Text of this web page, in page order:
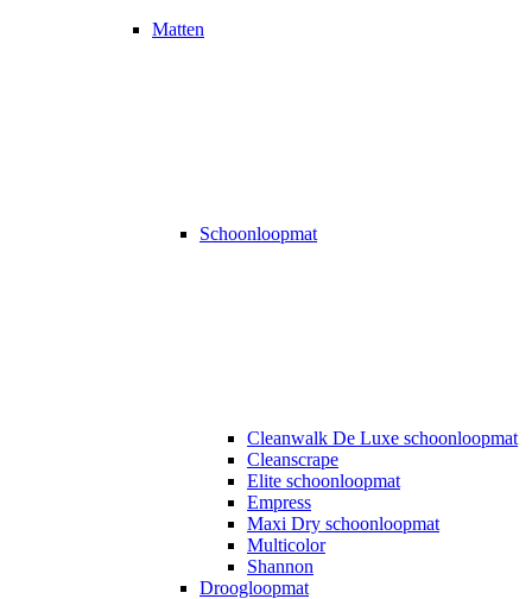
Matten
Schoonloopmat
Cleanwalk De Luxe schoonloopmat
Cleanscrape
Elite schoonloopmat
Empress
Maxi Dry schoonloopmat
Multicolor
Shannon
Droogloopmat